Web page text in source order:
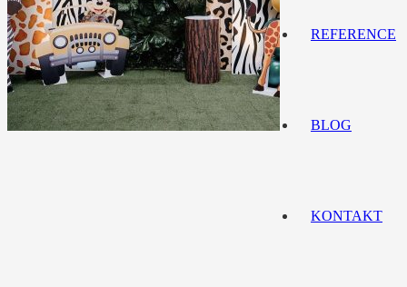
REFERENCE
BLOG
KONTAKT